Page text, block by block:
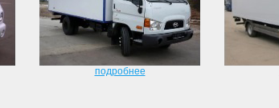
подробнее